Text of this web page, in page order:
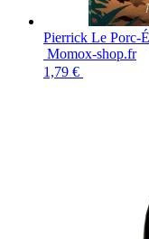
Pierrick Le Porc-
Momox-shop.fr
1,79 €